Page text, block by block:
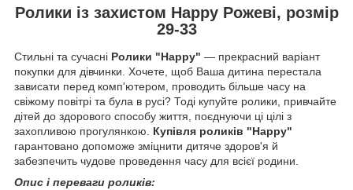
Ролики із захистом Happy Рожеві, розмір
29-33
Стильні та сучасні Ролики "Happy" — прекрасний варіант
покупки для дівчинки. Хочете, щоб Ваша дитина перестала
зависати перед комп'ютером, проводить більше часу на
свіжому повітрі та була в русі? Тоді купуйте ролики, привчайте
дітей до здорового способу життя, поєднуючи ці цілі з
захопливою прогулянкою. Купівля роликів "Happy"
гарантовано допоможе зміцнити дитяче здоров'я й
забезпечить чудове проведення часу для всієї родини.
Опис і переваги роликів: